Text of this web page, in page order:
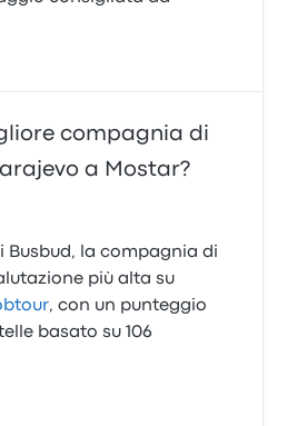
compagnia di
a Mostar?
Busbud, la compagnia di
più alta su
, con un punteggio
basato su 106